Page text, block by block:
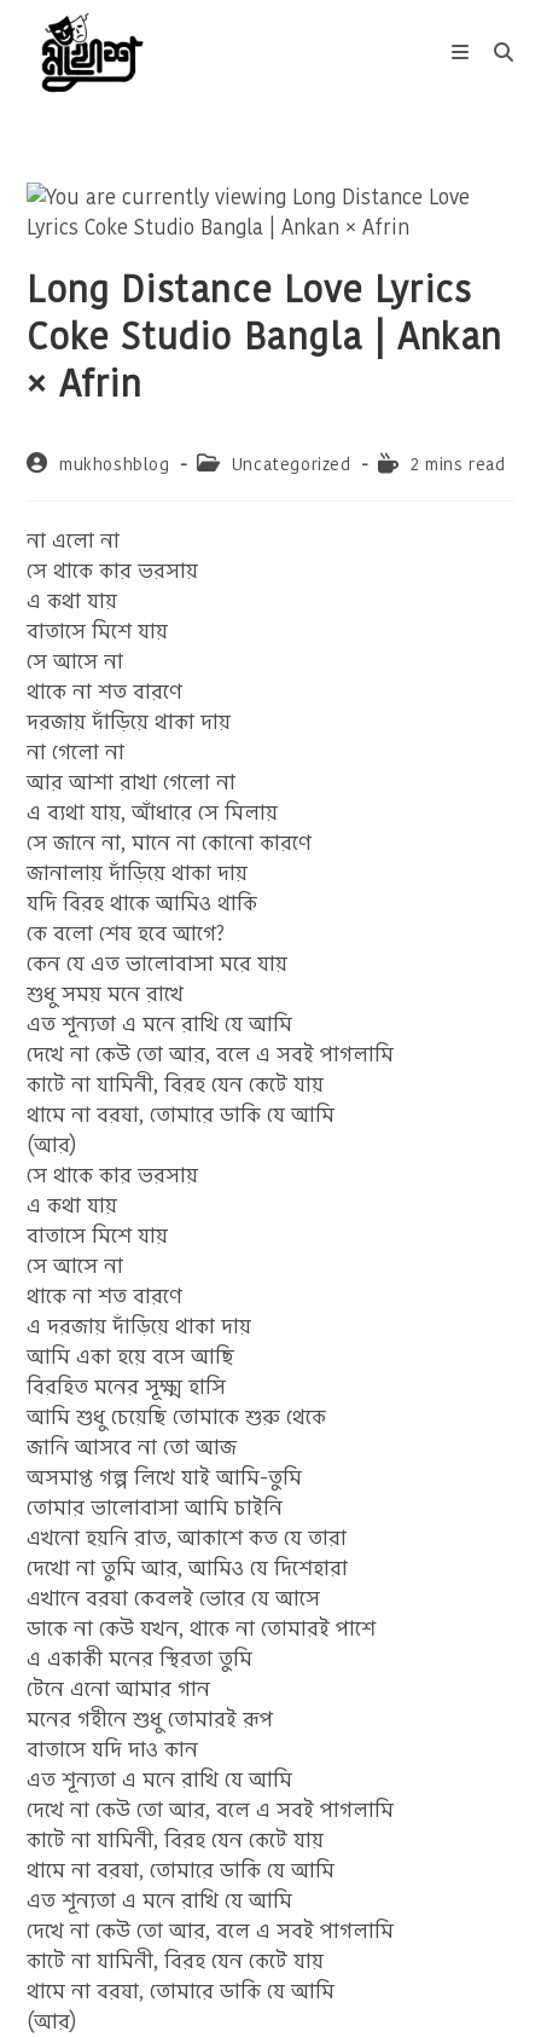
content
Long Distance Love Lyrics
Coke Studio Bangla | Ankan
× Afrin
Postmukhoshblog
PostUncategorized
Reading2 mins read
না এলো না
সে থাকে কার ভরসায়
এ কথা যায়
বাতাসে মিশে যায়
সে আসে না
থাকে না শত বারণে
দরজায় দাঁড়িয়ে থাকা দায়
না গেলো না
আর আশা রাখা গেলো না
এ ব্যথা যায়, আঁধারে সে মিলায়
সে জানে না, মানে না কোনো কারণে
জানালায় দাঁড়িয়ে থাকা দায়
যদি বিরহ থাকে আমিও থাকি
কে বলো শেষ হবে আগে?
কেন যে এত ভালোবাসা মরে যায়
শুধু সময় মনে রাখে
এত শূন্যতা এ মনে রাখি যে আমি
দেখে না কেউ তো আর, বলে এ সবই পাগলামি
কাটে না যামিনী, বিরহ যেন কেটে যায়
থামে না বরষা, তোমারে ডাকি যে আমি
(আর)
সে থাকে কার ভরসায়
এ কথা যায়
বাতাসে মিশে যায়
সে আসে না
থাকে না শত বারণে
এ দরজায় দাঁড়িয়ে থাকা দায়
আমি একা হয়ে বসে আছি
বিরহিত মনের সূক্ষ্ম হাসি
আমি শুধু চেয়েছি তোমাকে শুরু থেকে
জানি আসবে না তো আজ
অসমাপ্ত গল্প লিখে যাই আমি-তুমি
তোমার ভালোবাসা আমি চাইনি
এখনো হয়নি রাত, আকাশে কত যে তারা
দেখো না তুমি আর, আমিও যে দিশেহারা
এখানে বরষা কেবলই ভোরে যে আসে
ডাকে না কেউ যখন, থাকে না তোমারই পাশে
এ একাকী মনের স্থিরতা তুমি
টেনে এনো আমার গান
মনের গহীনে শুধু তোমারই রূপ
বাতাসে যদি দাও কান
এত শূন্যতা এ মনে রাখি যে আমি
দেখে না কেউ তো আর, বলে এ সবই পাগলামি
কাটে না যামিনী, বিরহ যেন কেটে যায়
থামে না বরষা, তোমারে ডাকি যে আমি
এত শূন্যতা এ মনে রাখি যে আমি
দেখে না কেউ তো আর, বলে এ সবই পাগলামি
কাটে না যামিনী, বিরহ যেন কেটে যায়
থামে না বরষা, তোমারে ডাকি যে আমি
(আর)